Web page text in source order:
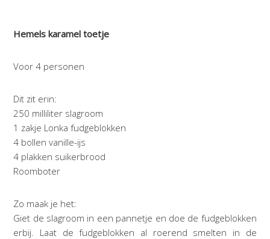
Hemels karamel toetje
Voor 4 personen
Dit zit erin:
250 milliliter slagroom
1 zakje Lonka fudgeblokken
4 bollen vanille-ijs
4 plakken suikerbrood
Roomboter
Zo maak je het:
Giet de slagroom in een pannetje en doe de fudgeblokken
erbij. Laat de fudgeblokken al roerend smelten in de